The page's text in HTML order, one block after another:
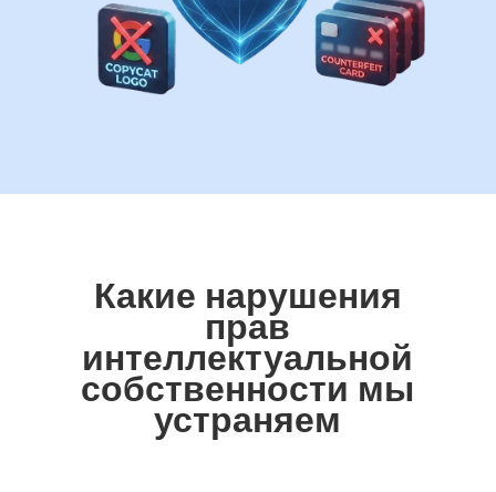
Какие нарушения
прав
интеллектуальной
собственности мы
устраняем